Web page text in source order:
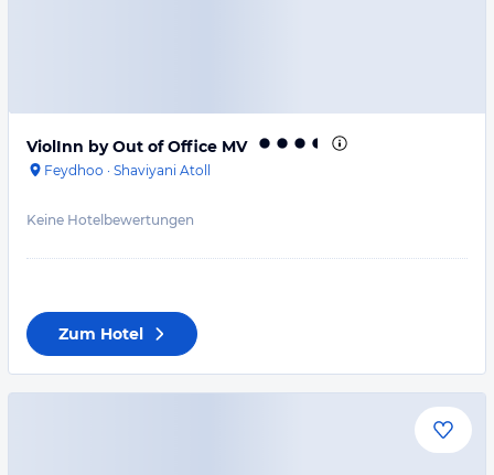
ViolInn by Out of Office MV
Feydhoo · Shaviyani Atoll
Keine Hotelbewertungen
Zum Hotel